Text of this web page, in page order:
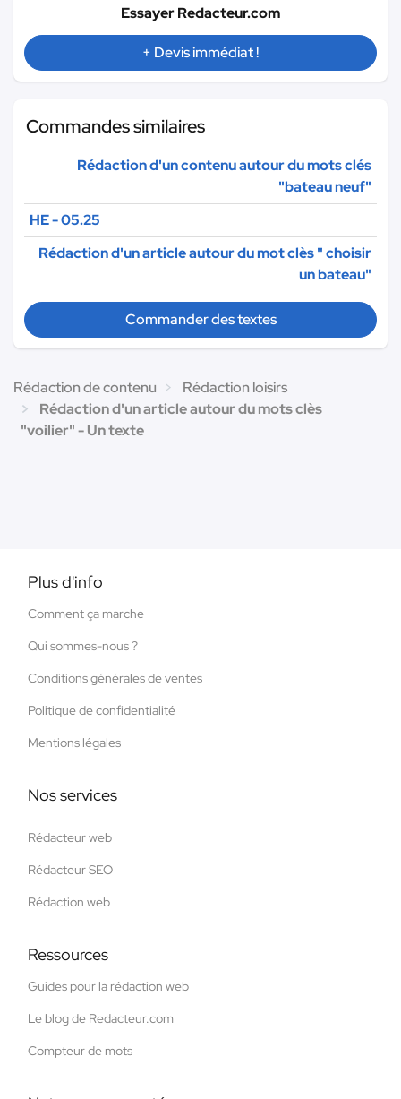
Essayer Redacteur.com
+ Devis immédiat !
Commandes similaires
Rédaction d'un contenu autour du mots clés
"bateau neuf"
HE - 05.25
Rédaction d'un article autour du mot clès " choisir
un bateau"
Commander des textes
Rédaction de contenu
Rédaction loisirs
Rédaction d'un article autour du mots clès
"voilier" - Un texte
Plus d'info
Comment ça marche
Qui sommes-nous ?
Conditions générales de ventes
Politique de confidentialité
Mentions légales
Nos services
Rédacteur web
Rédacteur SEO
Rédaction web
Ressources
Guides pour la rédaction web
Le blog de Redacteur.com
Compteur de mots